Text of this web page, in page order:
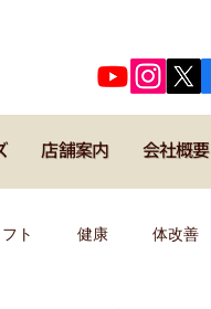
店舗案内 会社概要
ト 健康 体改善